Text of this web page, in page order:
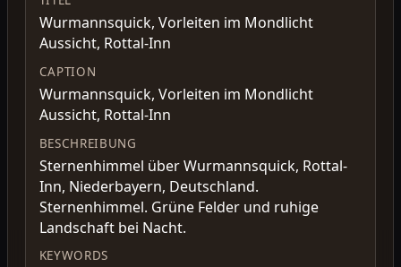
Wurmannsquick, Vorleiten im Mondlicht
Aussicht, Rottal-Inn
CAPTION
Wurmannsquick, Vorleiten im Mondlicht
Aussicht, Rottal-Inn
BESCHREIBUNG
Sternenhimmel über Wurmannsquick, Rottal-
Inn, Niederbayern, Deutschland.
Sternenhimmel. Grüne Felder und ruhige
Landschaft bei Nacht.
KEYWORDS